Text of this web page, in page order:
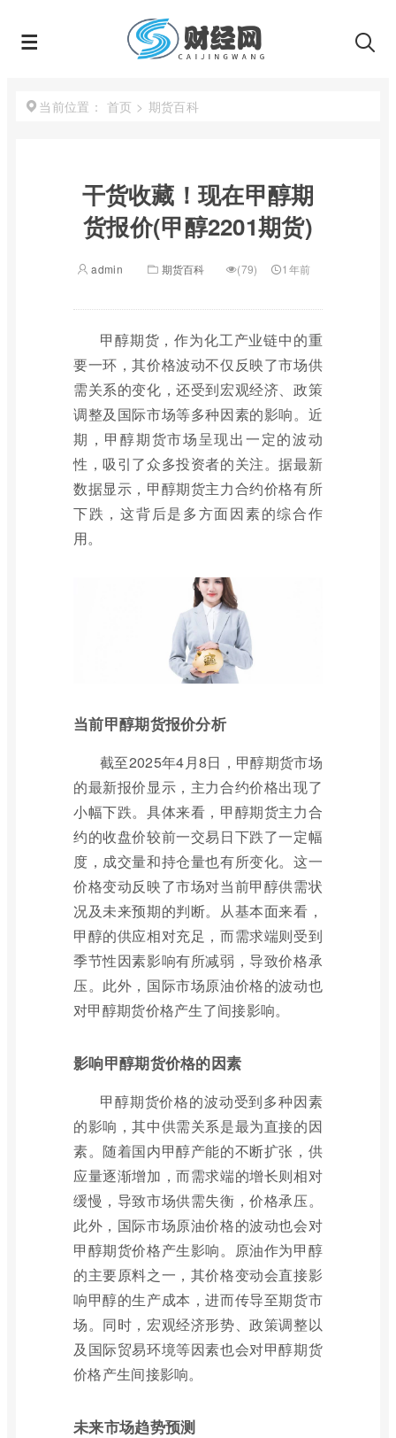
当前位置： 首页 > 期货百科
干货收藏！现在甲醇期
货报价(甲醇2201期货)
admin 期货百科 (79) 1年前
甲醇期货，作为化工产业链中的重
要一环，其价格波动不仅反映了市场供
需关系的变化，还受到宏观经济、政策
调整及国际市场等多种因素的影响。近
期，甲醇期货市场呈现出一定的波动
性，吸引了众多投资者的关注。据最新
数据显示，甲醇期货主力合约价格有所
下跌，这背后是多方面因素的综合作
用。
当前甲醇期货报价分析
截至2025年4月8日，甲醇期货市场
的最新报价显示，主力合约价格出现了
小幅下跌。具体来看，甲醇期货主力合
约的收盘价较前一交易日下跌了一定幅
度，成交量和持仓量也有所变化。这一
价格变动反映了市场对当前甲醇供需状
况及未来预期的判断。从基本面来看，
甲醇的供应相对充足，而需求端则受到
季节性因素影响有所减弱，导致价格承
压。此外，国际市场原油价格的波动也
对甲醇期货价格产生了间接影响。
影响甲醇期货价格的因素
甲醇期货价格的波动受到多种因素
的影响，其中供需关系是最为直接的因
素。随着国内甲醇产能的不断扩张，供
应量逐渐增加，而需求端的增长则相对
缓慢，导致市场供需失衡，价格承压。
此外，国际市场原油价格的波动也会对
甲醇期货价格产生影响。原油作为甲醇
的主要原料之一，其价格变动会直接影
响甲醇的生产成本，进而传导至期货市
场。同时，宏观经济形势、政策调整以
及国际贸易环境等因素也会对甲醇期货
价格产生间接影响。
未来市场趋势预测